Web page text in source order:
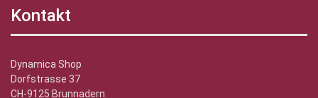
Kontakt
Dynamica Shop
Dorfstrasse 37
CH-9125 Brunnadern